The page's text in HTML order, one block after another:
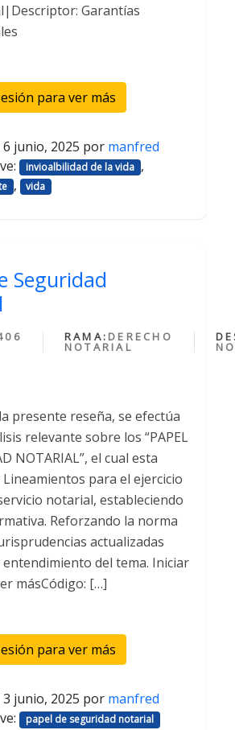
Garantías
para ver más
6 junio, 2025 por manfred
invioalbilidad de la vida ,
, vida
Seguridad
RAMA: DERECHO
NOTARIAL
presente reseña, se efectúa
relevante sobre los “PAPEL
NOTARIAL”, el cual esta
para el ejercicio
notarial, estableciendo
Reforzando la norma
actualizadas
del tema. Iniciar
másCódigo: […]
para ver más
3 junio, 2025 por manfred
papel de seguridad notarial